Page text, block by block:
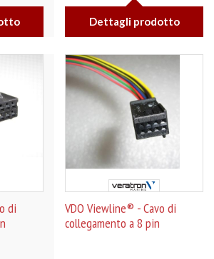
Dettagli prodotto
di
VDO Viewline® - Cavo di
collegamento a 8 pin